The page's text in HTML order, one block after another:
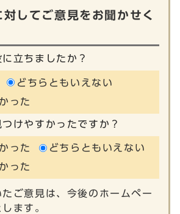
してご意見をお聞かせく
立ちましたか？
どちらともいえない
った
けやすかったですか？
った
どちらともいえない
った
ご意見は、今後のホームペー
ます。